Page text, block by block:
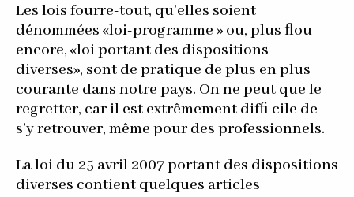
Les lois fourre-tout, qu’elles soient
dénommées «loi-programme » ou, plus ﬂou
encore, «loi portant des dispositions
diverses», sont de pratique de plus en plus
courante dans notre pays. On ne peut que le
regretter, car il est extrêmement difﬁ cile de
s’y retrouver, même pour des professionnels.
La loi du 25 avril 2007 portant des dispositions
diverses contient quelques articles